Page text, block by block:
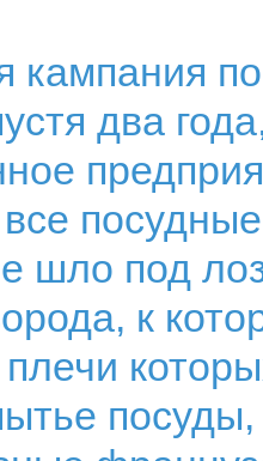
кампания
два
шло под
к